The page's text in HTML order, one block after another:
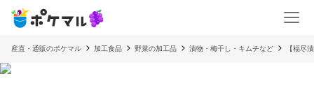
産直・通販のポケマル 加工食品 野菜の加工品 漬物・梅干し・キムチなど 【福尽